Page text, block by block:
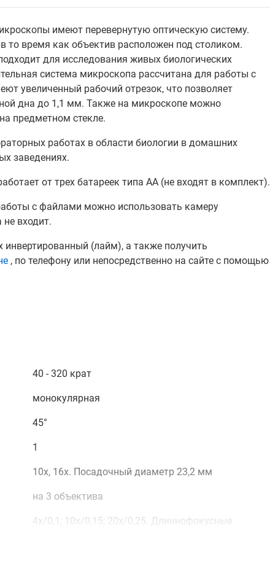
имеют перевернутую оптическую систему.
то время как объектив расположен под столиком.
для исследования живых биологических
система микроскопа рассчитана для работы с
увеличенный рабочий отрезок, что позволяет
дна до 1,1 мм. Также на микроскопе можно
предметном стекле.
работах в области биологии в домашних
заведениях.
от трех батареек типа АА (не входят в комплект).
с файлами можно использовать камеру
входит.
(лайм), а также получить
, по телефону или непосредственно на сайте с помощью
40 - 320 крат
монокулярная
45°
1
10х, 16х. Посадочный диаметр 23,2 мм
на 3 объектива
4x/0,1; 10x/0,15; 20x/0,25. Длиннофокусные